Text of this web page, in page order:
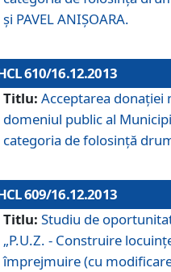
şi PAVEL ANIŞOARA.
610/16.12.2013
Titlu: Acceptarea donaţiei
domeniul public al
categoria de folosinţă
609/16.12.2013
Titlu: Studiu de
„P.U.Z. - Construire
împrejmuire (cu